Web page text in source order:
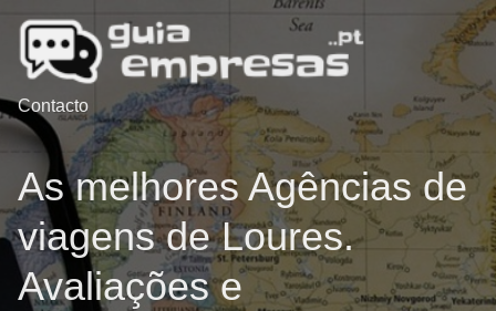
Contacto
As melhores Agências de
viagens de Loures.
Avaliações e